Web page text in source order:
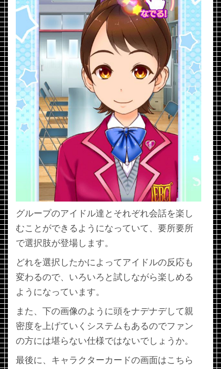
グループのアイドル達とそれぞれ会話を楽し
むことができるようになっていて、要所要所
で選択肢が登場します。
どれを選択したかによってアイドルの反応も
変わるので、いろいろと試しながら楽しめる
ようになっています。
また、下の画像のように頭をナデナデして親
密度を上げていくシステムもあるのでファン
の方には堪らない仕様ではないでしょうか。
最後に、キャラクターカードの画面はこちら